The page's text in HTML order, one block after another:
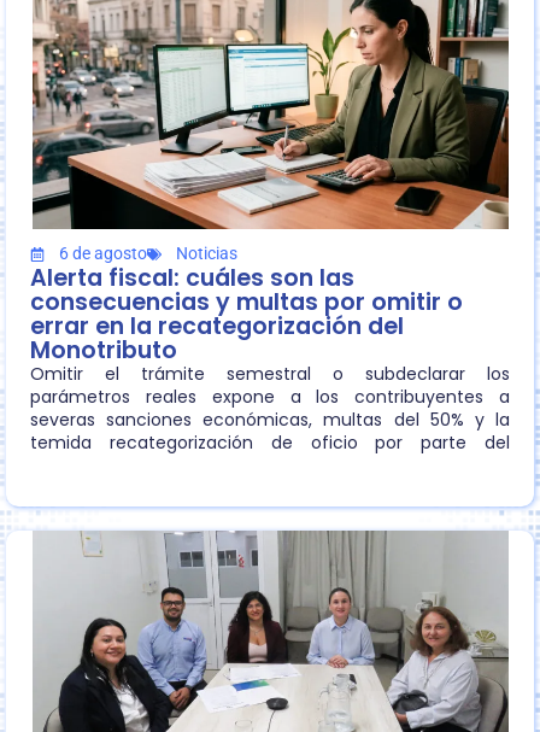
6 de agosto Noticias
Alerta fiscal: cuáles son las
consecuencias y multas por omitir o
errar en la recategorización del
Monotributo
Omitir el trámite semestral o subdeclarar los
parámetros reales expone a los contribuyentes a
severas sanciones económicas, multas del 50% y la
temida recategorización de oficio por parte del